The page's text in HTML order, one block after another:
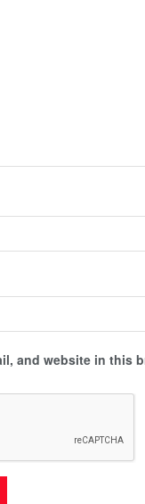
and website in this